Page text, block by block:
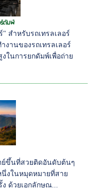
ร์ดัมพ์
สำหรับรถเทรลเลอร์
านของรถเทรลเลอร์
ในการยกดัมพ์เพื่อถ่าย
ย์ขึ้นที่สวยติดอันดับต้นๆ
นึ่งในหมุดหมายที่สาย
ด้วยเอกลักษณ...